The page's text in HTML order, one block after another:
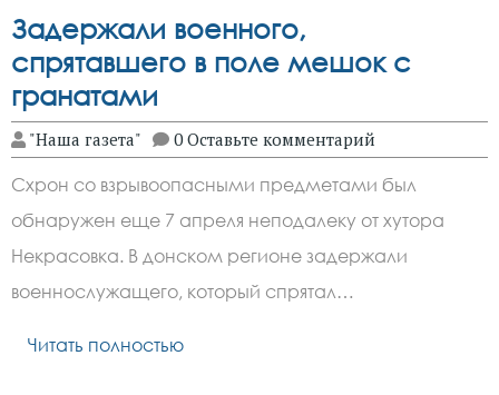
Задержали военного,
спрятавшего в поле мешок с
гранатами
"Наша газета" 0 Оставьте комментарий
Схрон со взрывоопасными предметами был
обнаружен еще 7 апреля неподалеку от хутора
Некрасовка. В донском регионе задержали
военнослужащего, который спрятал…
Читать полностью